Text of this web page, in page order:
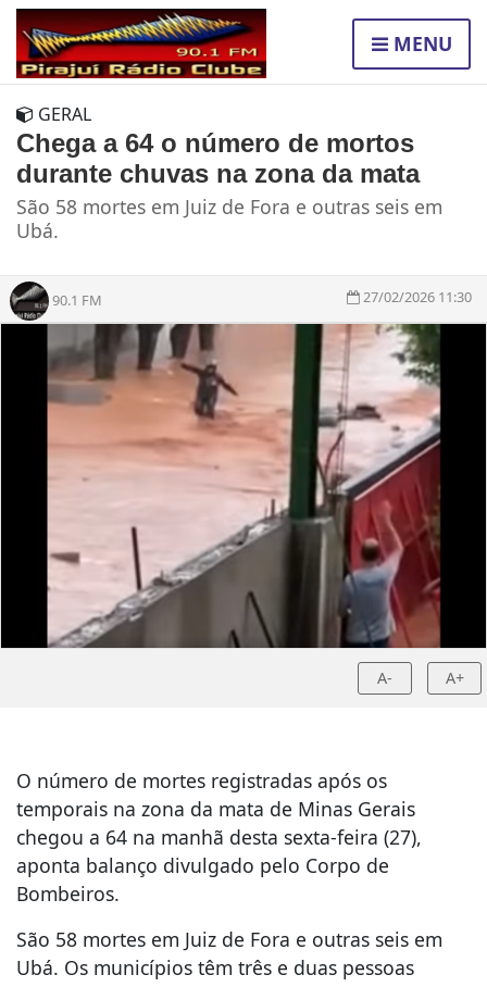
MENU
GERAL
Chega a 64 o número de mortos
durante chuvas na zona da mata
São 58 mortes em Juiz de Fora e outras seis em
Ubá.
90.1 FM 27/02/2026 11:30
A- A+
O número de mortes registradas após os
temporais na zona da mata de Minas Gerais
chegou a 64 na manhã desta sexta-feira (27),
aponta balanço divulgado pelo Corpo de
Bombeiros.
São 58 mortes em Juiz de Fora e outras seis em
Ubá. Os municípios têm três e duas pessoas